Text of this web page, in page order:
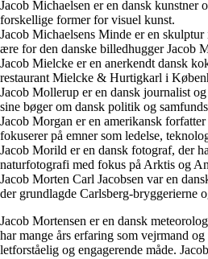
Jacob Michaelsen er en dansk kunstner
forskellige former for visuel kunst.
Jacob Michaelsens Minde er en
ære for den danske billedhugger Jacob
Jacob Mielcke er en anerkendt dansk
restaurant Mielcke & Hurtigkarl i
Jacob Mollerup er en dansk journalist
sine bøger om dansk politik og
Jacob Morgan er en amerikansk
fokuserer på emner som ledelse,
Jacob Morild er en dansk fotograf, der
naturfotografi med fokus på Arktis og
Jacob Morten Carl Jacobsen var en
der grundlagde Carlsberg-bryggerierne
Jacob Mortensen er en dansk
har mange års erfaring som vejrmand
letforståelig og engagerende måde.